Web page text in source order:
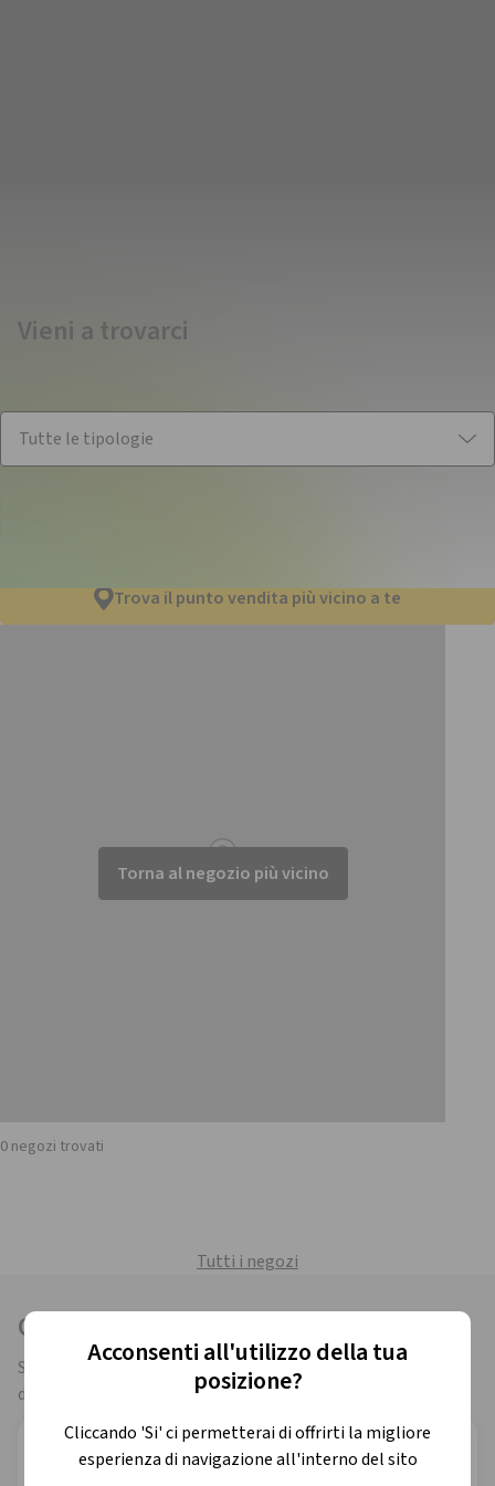
Vieni a trovarci
Tutte le tipologie
Trova il punto vendita più vicino a te
Torna al negozio più vicino
0 negozi trovati
Tutti i negozi
Acconsenti all'utilizzo della tua
posizione?
Cliccando 'Si' ci permetterai di offrirti la migliore
esperienza di navigazione all'interno del sito
Qual è lo store più adatto a te?
Scegli dove venirci a trovare in base aiservizi disponibili
diversi punti vendita.
Eni Plenitude Store